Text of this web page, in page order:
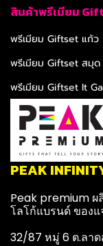
สินค้าพรีเมียม
พรีเมียม Giftset แก้ว
พรีเมียม Giftset สมุด
พรีเมียม Giftset It
PEAK
Peak premium
โลโก้แบรนด์ ของ
32/87 หมู่ 6 ต.ลาด